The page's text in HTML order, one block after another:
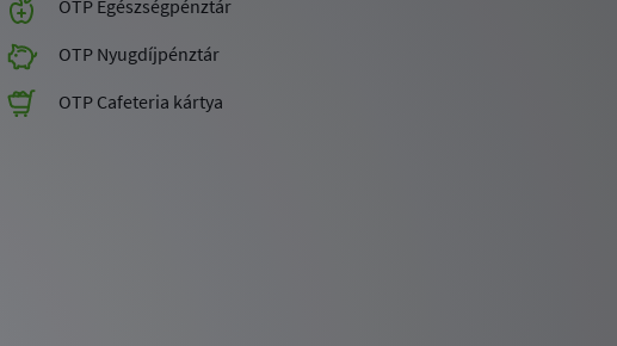
OTP Egészségpénztár
OTP Nyugdíjpénztár
OTP Cafeteria kártya